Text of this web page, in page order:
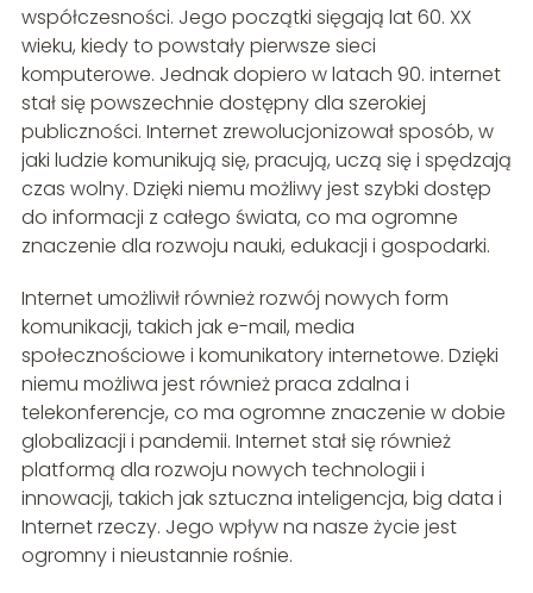
współczesności. Jego początki sięgają lat 60. XX
wieku, kiedy to powstały pierwsze sieci
komputerowe. Jednak dopiero w latach 90. internet
stał się powszechnie dostępny dla szerokiej
publiczności. Internet zrewolucjonizował sposób, w
jaki ludzie komunikują się, pracują, uczą się i spędzają
czas wolny. Dzięki niemu możliwy jest szybki dostęp
do informacji z całego świata, co ma ogromne
znaczenie dla rozwoju nauki, edukacji i gospodarki.
Internet umożliwił również rozwój nowych form
komunikacji, takich jak e-mail, media
społecznościowe i komunikatory internetowe. Dzięki
niemu możliwa jest również praca zdalna i
telekonferencje, co ma ogromne znaczenie w dobie
globalizacji i pandemii. Internet stał się również
platformą dla rozwoju nowych technologii i
innowacji, takich jak sztuczna inteligencja, big data i
Internet rzeczy. Jego wpływ na nasze życie jest
ogromny i nieustannie rośnie.